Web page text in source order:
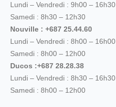
Lundi – Vendredi : 9h00 – 16h30
Samedi : 8h30 – 12h30
Nouville : +687 25.44.60
Lundi – Vendredi : 8h00 – 16h00
Samedi : 8h00 – 12h00
Ducos :+687 28.28.38
Lundi – Vendredi : 8h30 – 16h30
Samedi : 8h00 – 12h00